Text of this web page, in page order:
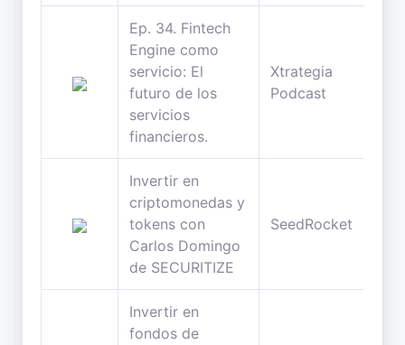
Ep. 34. Fintech
Engine como
servicio: El
futuro de los
servicios
financieros.
Xtrategia
Podcast
Invertir en
criptomonedas y
tokens con
Carlos Domingo
de SECURITIZE
SeedRocket
Invertir en
fondos de